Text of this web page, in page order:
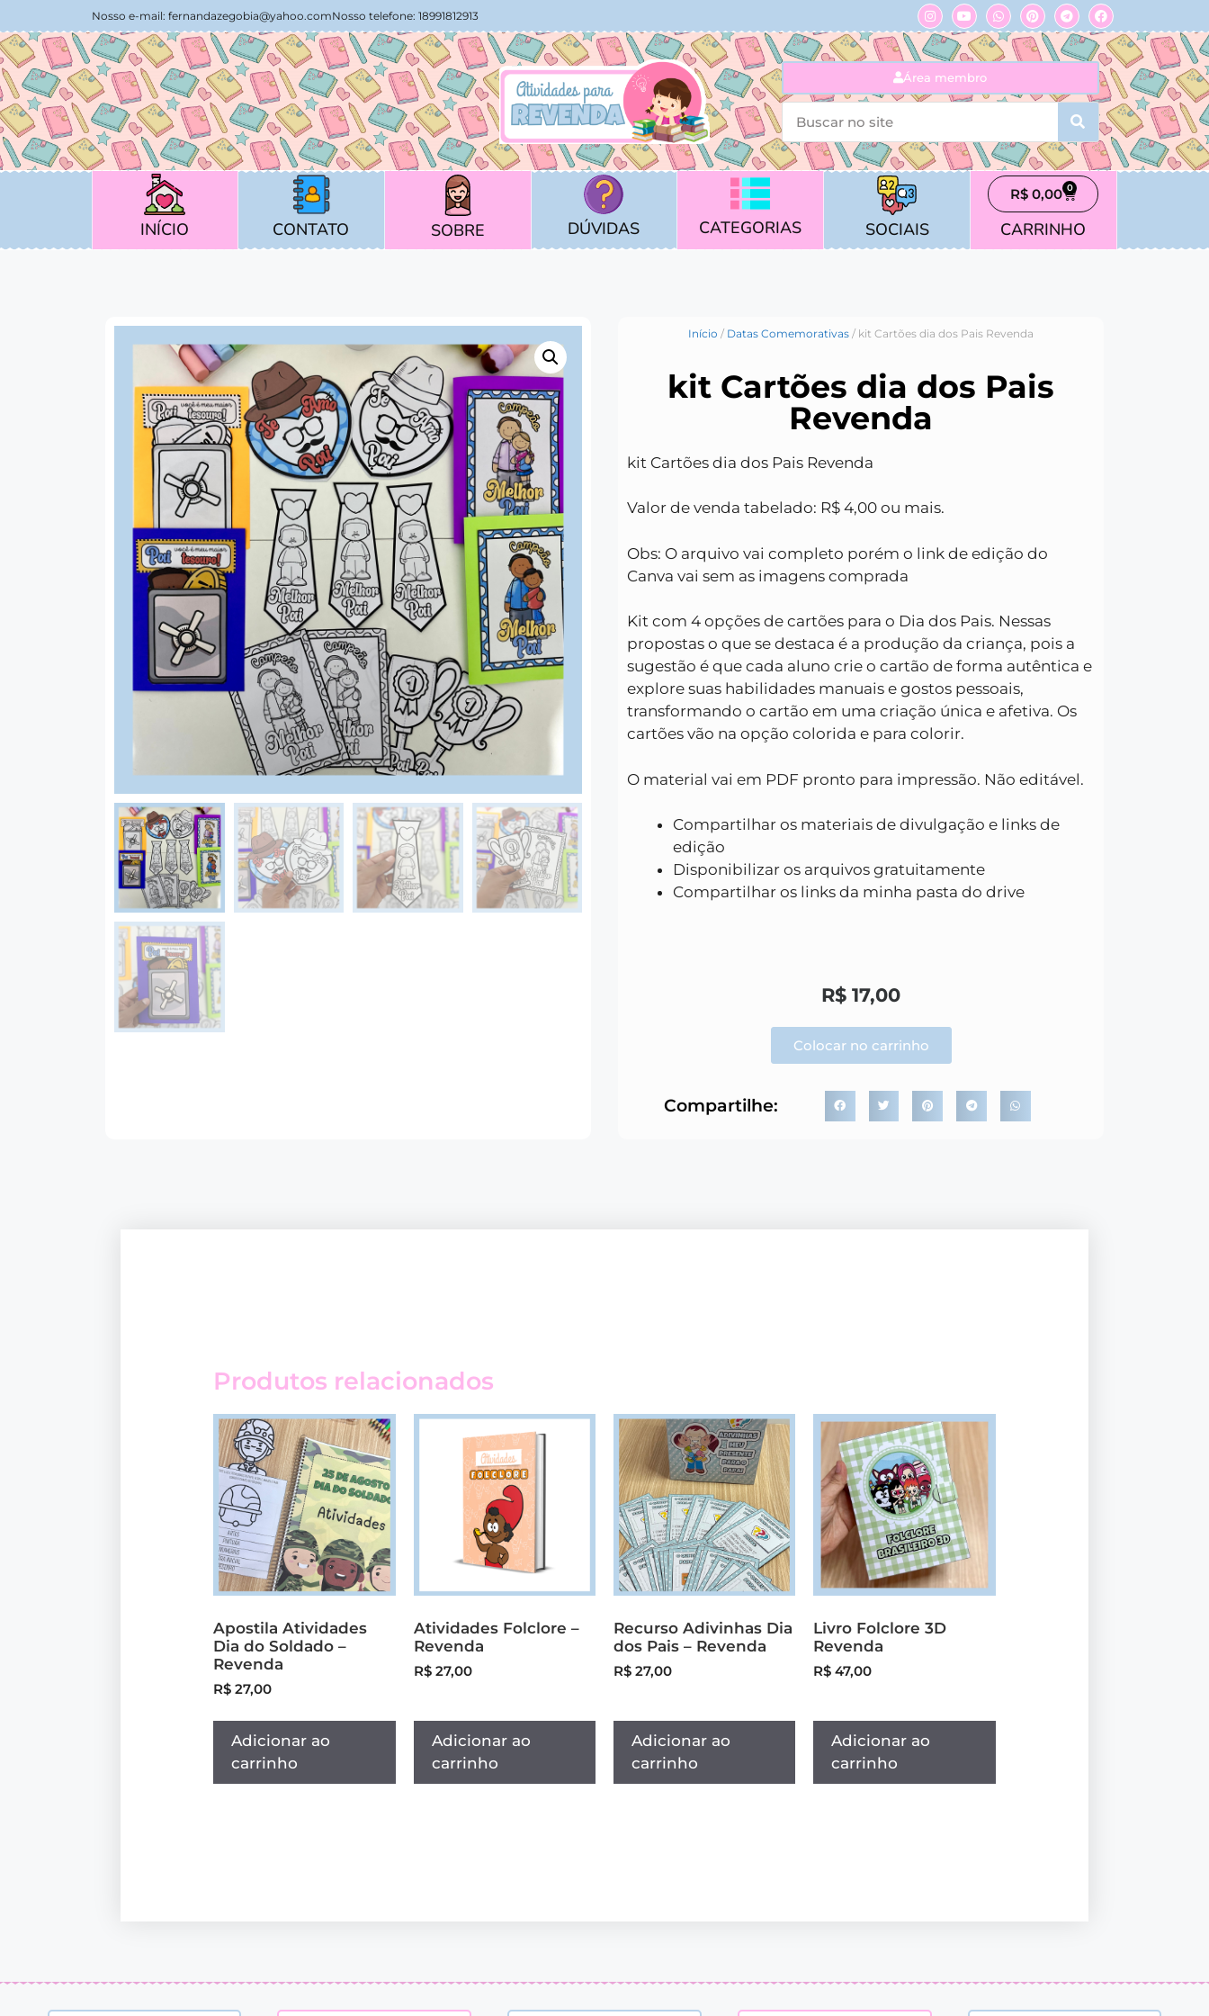
Nosso e-mail: fernandazegobia@yahoo.comNosso telefone: 18991812913
Área membro
INÍCIO CONTATO SOBRE DÚVIDAS CATEGORIAS SOCIAIS
R$ 0,00 0
CARRINHO
Início / Datas Comemorativas / kit Cartões dia dos Pais Revenda
kit Cartões dia dos Pais
Revenda
kit Cartões dia dos Pais Revenda
Valor de venda tabelado: R$ 4,00 ou mais.
Obs: O arquivo vai completo porém o link de edição do
Canva vai sem as imagens comprada
Kit com 4 opções de cartões para o Dia dos Pais. Nessas
propostas o que se destaca é a produção da criança, pois a
sugestão é que cada aluno crie o cartão de forma autêntica e
explore suas habilidades manuais e gostos pessoais,
transformando o cartão em uma criação única e afetiva. Os
cartões vão na opção colorida e para colorir.
O material vai em PDF pronto para impressão. Não editável.
Compartilhar os materiais de divulgação e links de
edição
Disponibilizar os arquivos gratuitamente
Compartilhar os links da minha pasta do drive
R$17,00
Colocar no carrinho
Compartilhe:
Produtos relacionados
Apostila Atividades
Dia do Soldado –
Revenda
R$ 27,00
Adicionar ao
carrinho
Atividades Folclore –
Revenda
R$27,00
Adicionar ao
carrinho
Recurso Adivinhas Dia
dos Pais – Revenda
R$27,00
Adicionar ao
carrinho
Livro Folclore 3D
Revenda
R$ 47,00
Adicionar ao
carrinho